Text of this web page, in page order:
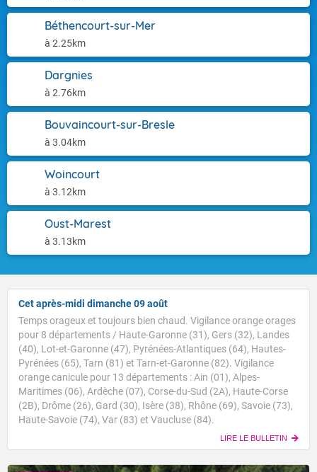
Béthencourt-sur-Mer
à 2.25km
Dargnies
à 2.76km
Bouvaincourt-sur-Bresle
à 3.04km
Woincourt
à 3.12km
Oust-Marest
à 3.13km
Cet après-midi dimanche 09 août
Temps orageux et toujours bien chaud. Vigilance orange orages
pour 8 départements / Haute-Garonne (31), Gers (32), Landes
(40), Lot-et-Garonne (47), Pyrénées-Atlantiques (64), Hautes-
Pyrénées (65), Tarn (81) et Tarn-et-Garonne (82). Vigilance
orange canicule pour 13 départements : Ain (01), Alpes-
Maritimes (06), Ardèche (07), Corse-du-Sud (2A), Haute-Corse
(2B), Drôme (26), Gard (30), Isère (38), Rhône (69), Savoie (73),
Haute-Savoie (74), Var (83) et Vaucluse (84).
LIRE LE BULLETIN